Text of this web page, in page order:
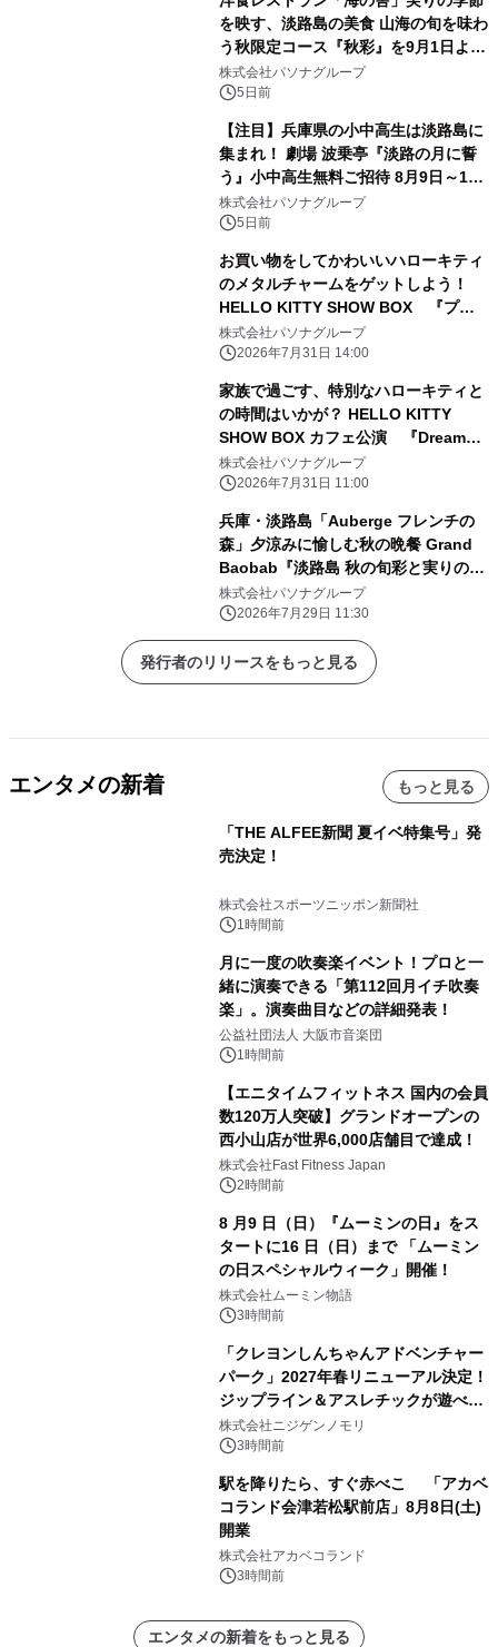
を映す、淡路島の美食 山海の旬を味わ
う秋限定コース『秋彩』を9月1日より
提供開始
株式会社パソナグループ
5日前
【注目】兵庫県の小中高生は淡路島に
集まれ！ 劇場 波乗亭『淡路の月に誓
う』小中高生無料ご招待 8月9日～17
日の期間限定で実施
株式会社パソナグループ
5日前
お買い物をしてかわいいハローキティ
のメタルチャームをゲットしよう！
HELLO KITTY SHOW BOX 『プレ
ゼントキャンペーン』 8月8日より開
始
株式会社パソナグループ
2026年7月31日 14:00
家族で過ごす、特別なハローキティと
の時間はいかが？ HELLO KITTY
SHOW BOX カフェ公演 『Dreamy
Autumn』 9月1日より開催
株式会社パソナグループ
2026年7月31日 11:00
兵庫・淡路島「Auberge フレンチの
森」夕涼みに愉しむ秋の晩餐 Grand
Baobab『淡路島 秋の旬彩と実りの饗
宴コース』9月1日（火）より提供開始
株式会社パソナグループ
2026年7月29日 11:30
発行者のリリースをもっと見る
エンタメの新着 もっと見る
「THE ALFEE新聞 夏イベ特集号」発
売決定！
株式会社スポーツニッポン新聞社
1時間前
月に一度の吹奏楽イベント！プロと一
緒に演奏できる「第112回月イチ吹奏
楽」。演奏曲目などの詳細発表！
公益社団法人 大阪市音楽団
1時間前
【エニタイムフィットネス 国内の会員
数120万人突破】グランドオープンの
西小山店が世界6,000店舗目で達成！
株式会社Fast Fitness Japan
2時間前
8 月9 日（日）『ムーミンの日』をス
タートに16 日（日）まで 「ムーミン
の日スペシャルウィーク」開催！
株式会社ムーミン物語
3時間前
「クレヨンしんちゃんアドベンチャー
パーク」2027年春リニューアル決定！
ジップライン＆アスレチックが遊べる
のは今年が最後！ 「ラスト！ドキがム
ネムネ～大作戦！」始動
株式会社ニジゲンノモリ
3時間前
駅を降りたら、すぐ赤べこ 「アカベ
コランド会津若松駅前店」8月8日(土)
開業
株式会社アカベコランド
3時間前
エンタメの新着をもっと見る